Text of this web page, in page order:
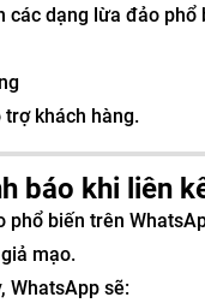
các dạng lừa đảo phổ
khách hàng.
báo khi liên
phổ biến trên
mạo.
WhatsApp sẽ: